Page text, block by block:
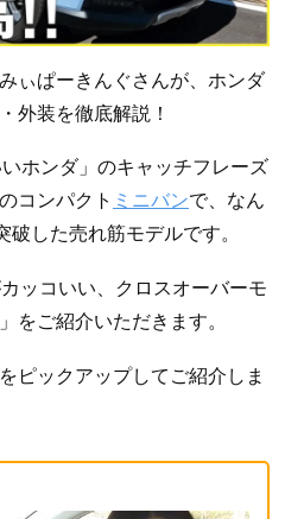
ぃぱーきんぐさんが、ホンダ
外装を徹底解説！
ホンダ」のキャッチフレーズ
コンパクト ミニバンで、なん
した売れ筋モデルです。
ッコいい、クロスオーバーモ
をご紹介いただきます。
ピックアップしてご紹介しま